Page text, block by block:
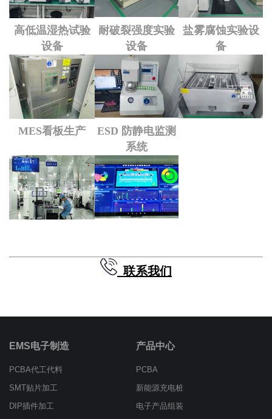
高低温湿热试验
设备
耐破裂强度实验
设备
盐雾腐蚀实验设
备
MES看板生产
ESD 防静电监测
系统
联系我们
EMS电子制造
PCBA代工代料
SMT贴片加工
DIP插件加工
产品中心
PCBA
新能源充电桩
电子产品组装